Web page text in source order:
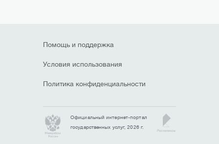
Помощь и поддержка
Условия использования
Политика конфиденциальности
Официальный интернет-портал
государственных услуг,2026 г.